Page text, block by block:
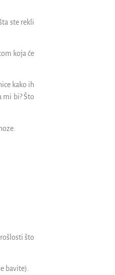
ste rekli
koja će
kako ih
mi bi? Što
što
bavite).